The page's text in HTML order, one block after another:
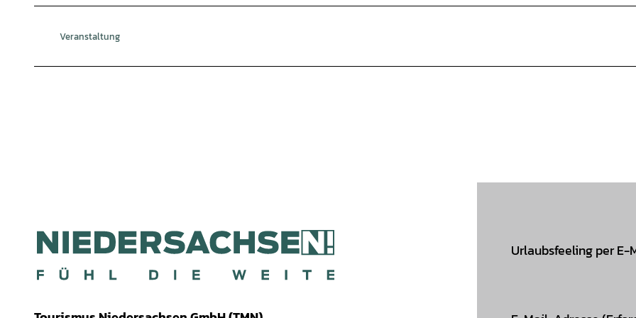
Veranstaltung
Urlaubsfeeling per E-